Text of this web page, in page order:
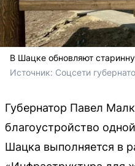
В Шацке обновляют
Источник: Соцсети
Губернатор Павел
благоустройство
Шацка выполняется в